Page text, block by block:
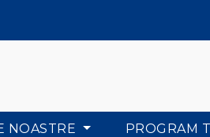
NOASTRE PROGRAM